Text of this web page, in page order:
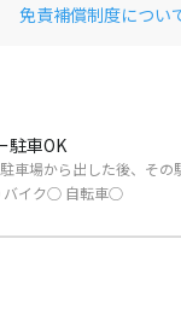
免責補償制度につい
駐車OK
車場から出した後、そ
バイク○ 自転車○